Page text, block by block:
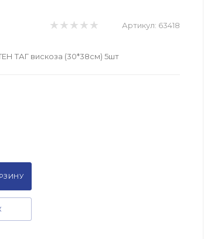
Артикул: 63418
ТАГ вискоза (30*38см) 5шт